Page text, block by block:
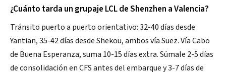
¿Cuánto tarda un grupaje LCL de Shenzhen a Valencia?
Tránsito puerto a puerto orientativo: 32-40 días desde
Yantian, 35-42 días desde Shekou, ambos vía Suez. Vía Cabo
de Buena Esperanza, suma 10-15 días extra. Súmale 2-5 días
de consolidación en CFS antes del embarque y 3-7 días de